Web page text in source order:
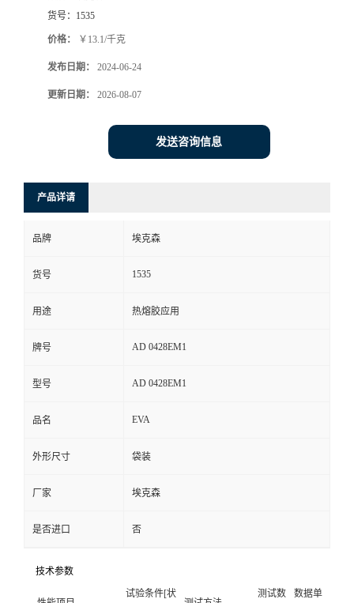
货号： 1535
价格： ￥13.1/千克
发布日期： 2024-06-24
更新日期： 2026-08-07
发送咨询信息
产品详请
品牌 埃克森
货号 1535
用途 热熔胶应用
牌号 AD 0428EM1
型号 AD 0428EM1
品名 EVA
外形尺寸 袋装
厂家 埃克森
是否进口 否
技术参数
试验条件[状
测试数
数据单